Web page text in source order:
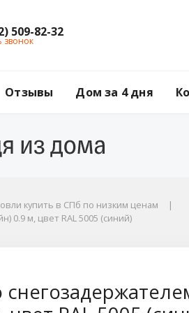
509-82-32
звонок
Отзывы Дом за 4 дня
купить в СПб по низким ценам
0.9 м, цвет RAL 5005 (синий)